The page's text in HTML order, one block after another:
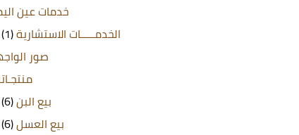
خدمات عين
الخدمـــــات الاستشارية(1)
صور
بيع البن(6)
بيع العسل(6)